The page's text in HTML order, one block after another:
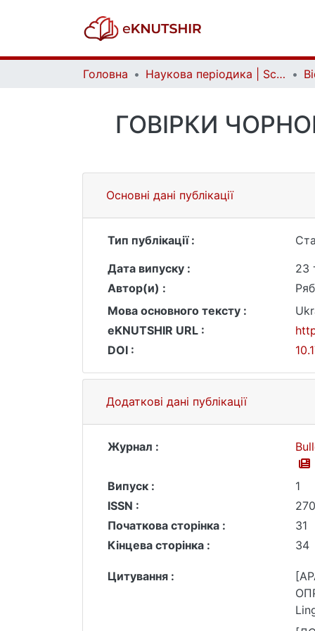
Головна Наукова періодика | Scientific periodicals
ГОВІРКИ
Основні дані публікації
Тип публікації :
Дата випуску :
23
Автор(и) :
Мова основного тексту :
eKNUTSHIR URL :
DOI :
Додаткові дані публікації
Журнал :
Випуск :
1
ISSN :
Початкова сторінка :
31
Кінцева сторінка :
34
Цитування :